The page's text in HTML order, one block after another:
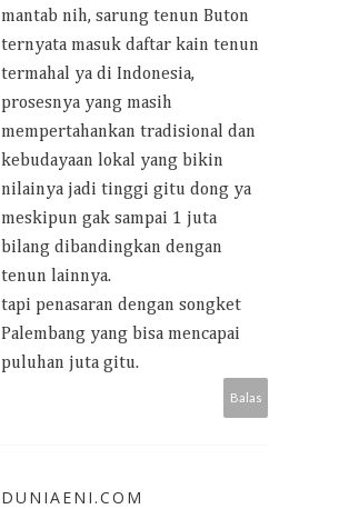
mantab nih, sarung tenun Buton
ternyata masuk daftar kain tenun
termahal ya di Indonesia,
prosesnya yang masih
mempertahankan tradisional dan
kebudayaan lokal yang bikin
nilainya jadi tinggi gitu dong ya
meskipun gak sampai 1 juta
bilang dibandingkan dengan
tenun lainnya.
tapi penasaran dengan songket
Palembang yang bisa mencapai
puluhan juta gitu.
Balas
DUNIAENI.COM